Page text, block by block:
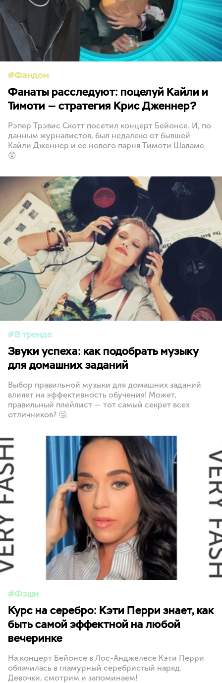
Фандом
Фанаты расследуют: поцелуй Кайли и
Тимоти — стратегия Крис Дженнер?
Рэпер Трэвис Скотт посетил концерт Бейонсе. И, по
данным журналистов, был недалеко от бывшей
Кайли Дженнер и ее нового парня Тимоти Шаламе
😲
В тренде
Звуки успеха: как подобрать музыку
для домашних заданий
Выбор правильной музыки для домашних заданий
влияет на эффективность обучения! Может,
правильный плейлист — тот самый секрет всех
отличников? 🤔
Фэшн
Курс на серебро: Кэти Перри знает, как
быть самой эффектной на любой
вечеринке
На концерт Бейонсе в Лос-Анджелесе Кэти Перри
облачилась в гламурный серебристый наряд.
Девочки, смотрим и запоминаем!